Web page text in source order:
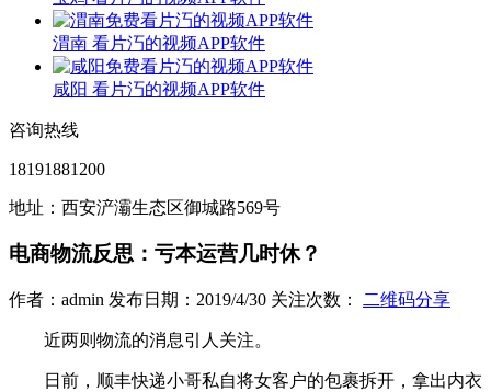
渭南 看片汅的视频APP软件
咸阳 看片汅的视频APP软件
咨询热线
18191881200
地址：西安浐灞生态区御城路569号
电商物流反思：亏本运营几时休？
作者：admin 发布日期：2019/4/30 关注次数： 二维码分享
近两则物流的消息引人关注。
日前，顺丰快递小哥私自将女客户的包裹拆开，拿出内衣